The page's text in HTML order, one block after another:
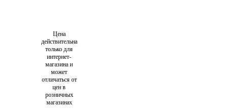
Цена
действительна
только для
интернет-
магазина и
может
отличаться от
цен в
розничных
магазинах